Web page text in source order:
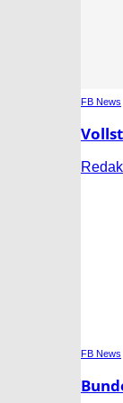
FB News
Redak
FB News